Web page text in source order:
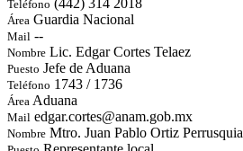
Teléfono (442) 314 2018
Área Guardia Nacional
Mail --
Nombre Lic. Edgar Cortes Telaez
Puesto Jefe de Aduana
Teléfono 1743 / 1736
Área Aduana
Mail edgar.cortes@anam.gob.mx
Nombre Mtro. Juan Pablo Ortiz Perrusquia